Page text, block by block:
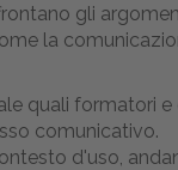
gli
la
quali formatori
comunicativo.
d'uso,